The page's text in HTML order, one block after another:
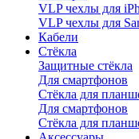
VLP чехлы для
VLP чехлы для
Кабели
Стёкла
Защитные стёкла
Для смартфонов
Стёкла для
Для смартфонов
Стёкла для